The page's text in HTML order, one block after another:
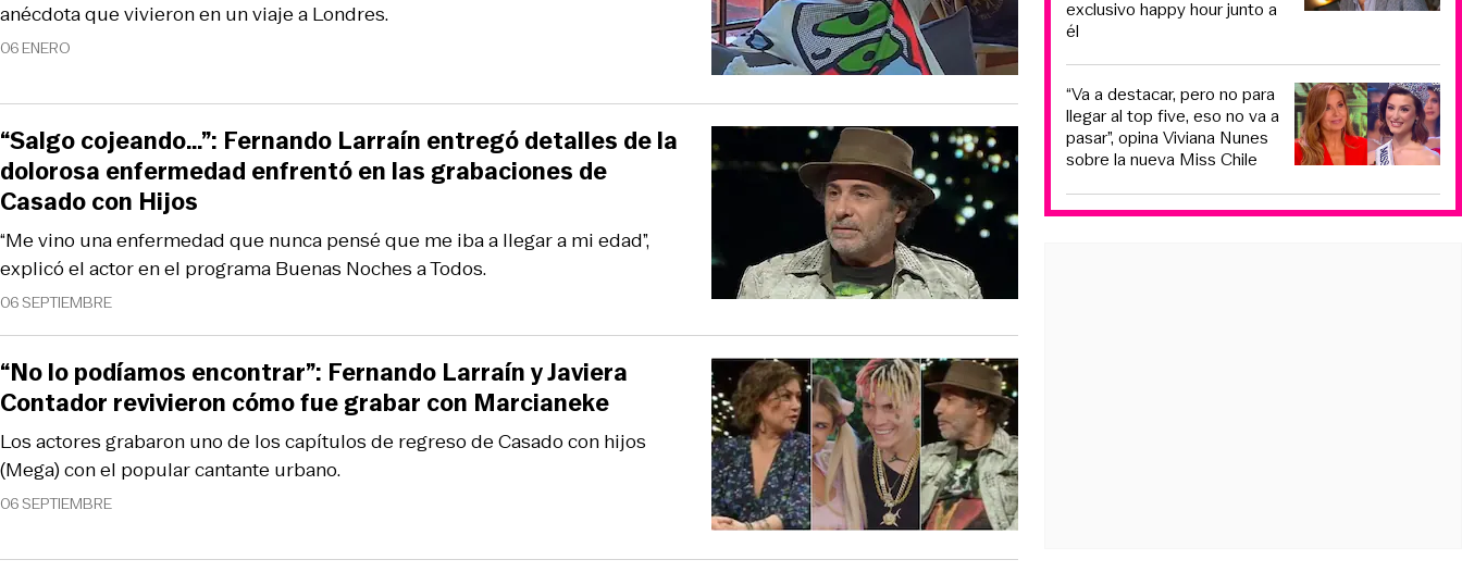
06 ENERO
anécdota que vivieron en un viaje a Londres.
06 SEPTIEMBRE
“Me vino una enfermedad que nunca pensé que me iba a llegar a mi edad”,
explicó el actor en el programa Buenas Noches a Todos.
“Salgo cojeando…”: Fernando Larraín entregó detalles de la
dolorosa enfermedad enfrentó en las grabaciones de
Casado con Hijos
06 SEPTIEMBRE
Los actores grabaron uno de los capítulos de regreso de Casado con hijos
(Mega) con el popular cantante urbano.
“No lo podíamos encontrar”: Fernando Larraín y Javiera
Contador revivieron cómo fue grabar con Marcianeke
exclusivo happy hour junto a
él
“Va a destacar, pero no para
llegar al top five, eso no va a
pasar”, opina Viviana Nunes
sobre la nueva Miss Chile